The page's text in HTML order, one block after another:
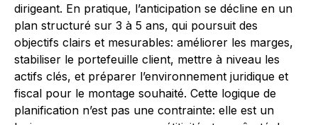
dirigeant. En pratique, l’anticipation se décline en un
plan structuré sur 3 à 5 ans, qui poursuit des
objectifs clairs et mesurables: améliorer les marges,
stabiliser le portefeuille client, mettre à niveau les
actifs clés, et préparer l’environnement juridique et
fiscal pour le montage souhaité. Cette logique de
planification n’est pas une contrainte: elle est un